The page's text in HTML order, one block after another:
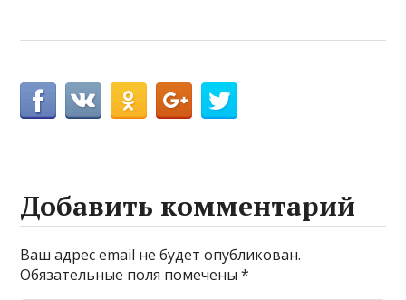
Добавить комментарий
Ваш адрес email не будет опубликован.
Обязательные поля помечены*